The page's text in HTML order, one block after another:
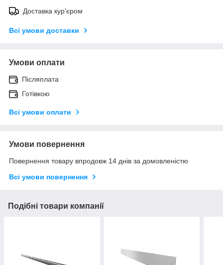
Доставка кур'єром
Всі умови доставки
Умови оплати
Післяплата
Готівкою
Всі умови оплати
Умови повернення
Повернення товару впродовж 14 днів за домовленістю
Всі умови повернення
Подібні товари компанії